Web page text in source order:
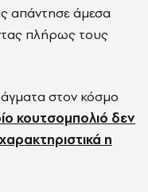
απάντησε άμεσα
πλήρως τους
στον κόσμο
κουτσομπολιό δεν
η